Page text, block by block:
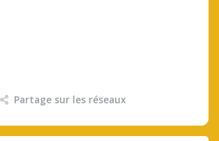
Partage sur les réseaux